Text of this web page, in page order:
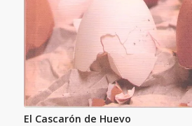
El Cascarón de Huevo